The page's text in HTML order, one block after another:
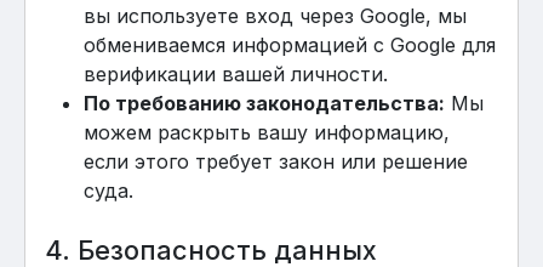
вы используете вход через Google, мы
обмениваемся информацией с Google для
верификации вашей личности.
По требованию законодательства: Мы
можем раскрыть вашу информацию,
если этого требует закон или решение
суда.
4. Безопасность данных